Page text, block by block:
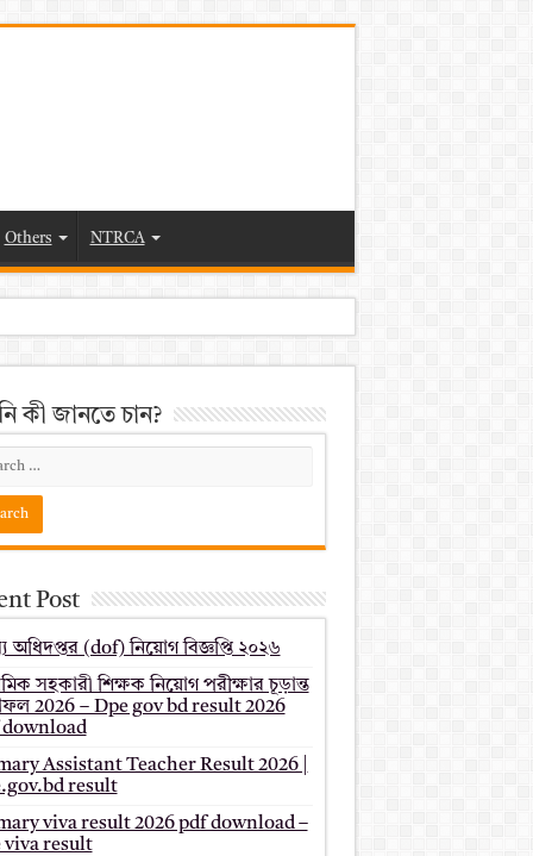
Others NTRCA
কী জানতে চান?
Post
অধিদপ্তর (dof) নিয়োগ বিজ্ঞপ্তি ২০২৬
সহকারী শিক্ষক নিয়োগ পরীক্ষার চূড়ান্ত
2026 – Dpe gov bd result 2026
Assistant Teacher Result 2026 |
result
viva result 2026 pdf download –
viva result